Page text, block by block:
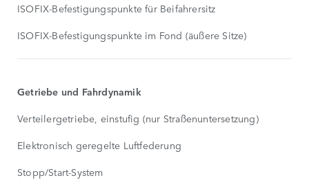
ISOFIX-Befestigungspunkte für Beifahrersitz
ISOFIX-Befestigungspunkte im Fond (äußere Sitze)
Getriebe und Fahrdynamik
Verteilergetriebe, einstufig (nur Straßenuntersetzung)
Elektronisch geregelte Luftfederung
Stopp/Start-System